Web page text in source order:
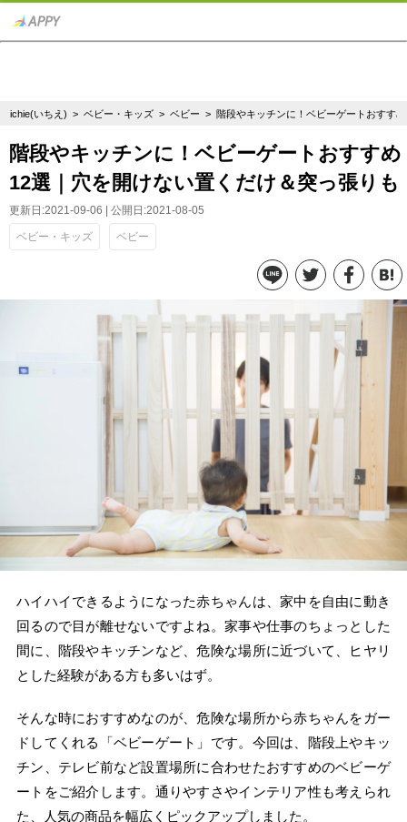
ichie(いちえ) >ベビー・キッズ >ベビー > 階段やキッチンに！ベビーゲートおすす
階段やキッチンに！ベビーゲートおすすめ
12選｜穴を開けない置くだけ＆突っ張りも
更新日:2021-09-06 | 公開日:2021-08-05
ベビー・キッズ ベビー
ハイハイできるようになった赤ちゃんは、家中を自由に動き
回るので目が離せないですよね。家事や仕事のちょっとした
間に、階段やキッチンなど、危険な場所に近づいて、ヒヤリ
とした経験がある方も多いはず。
そんな時におすすめなのが、危険な場所から赤ちゃんをガー
ドしてくれる「ベビーゲート」です。今回は、階段上やキッ
チン、テレビ前など設置場所に合わせたおすすめのベビーゲ
ートをご紹介します。通りやすさやインテリア性も考えられ
た、人気の商品を幅広くピックアップしました。